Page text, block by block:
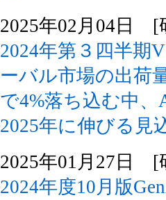
2025年02月04日 [
2024年第３四半期
ーバル市場の出荷
で4%落ち込む中
2025年に伸びる見
2025年01月27日 [
2024年度10月版